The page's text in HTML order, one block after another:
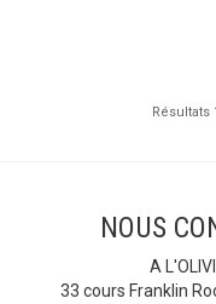
Résultats
NOUS
A
33 cours Franklin